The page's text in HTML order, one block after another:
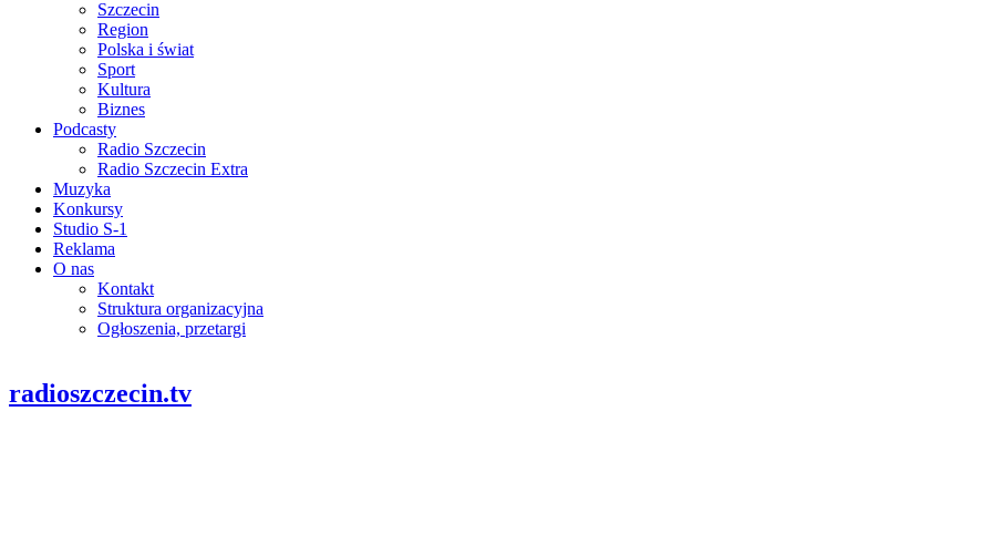
Szczecin
Region
Polska i świat
Sport
Kultura
Biznes
Podcasty
Radio Szczecin
Radio Szczecin Extra
Muzyka
Konkursy
Studio S-1
Reklama
O nas
Kontakt
Struktura organizacyjna
Ogłoszenia, przetargi
radioszczecin.tv